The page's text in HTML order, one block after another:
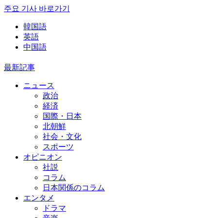
주요 기사 바로가기
韓国語
英語
中国語
最新記事
ニュース
政治
経済
国際・日本
北朝鮮
社会・文化
スポーツ
オピニオン
社説
コラム
日本関係のコラム
エンタメ
ドラマ